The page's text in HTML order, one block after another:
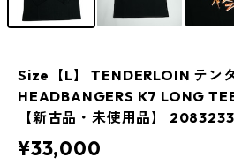
Size【L】 TENDERLOIN テン
HEADBANGERS K7 LONG
【新古品・未使用品】
¥33,000